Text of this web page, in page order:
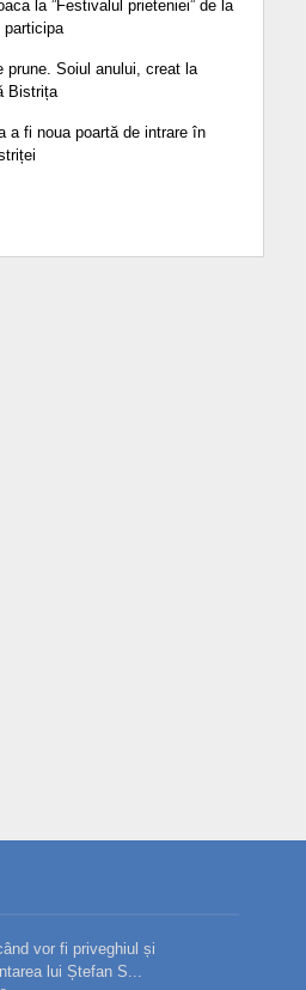
la ”Festivalul prieteniei” de la
participa
prune. Soiul anului, creat la
Bistrița
a fi noua poartă de intrare în
vor fi priveghiul și
lui Ștefan S...